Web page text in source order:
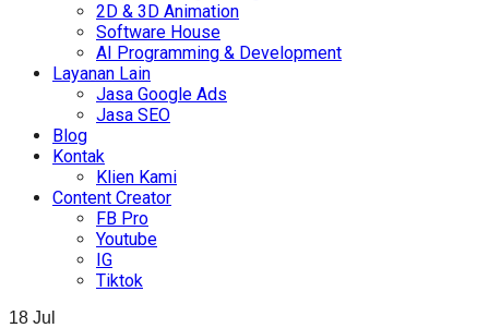
2D & 3D Animation
Software House
AI Programming & Development
Layanan Lain
Jasa Google Ads
Jasa SEO
Blog
Kontak
Klien Kami
Content Creator
FB Pro
Youtube
IG
Tiktok
18 Jul